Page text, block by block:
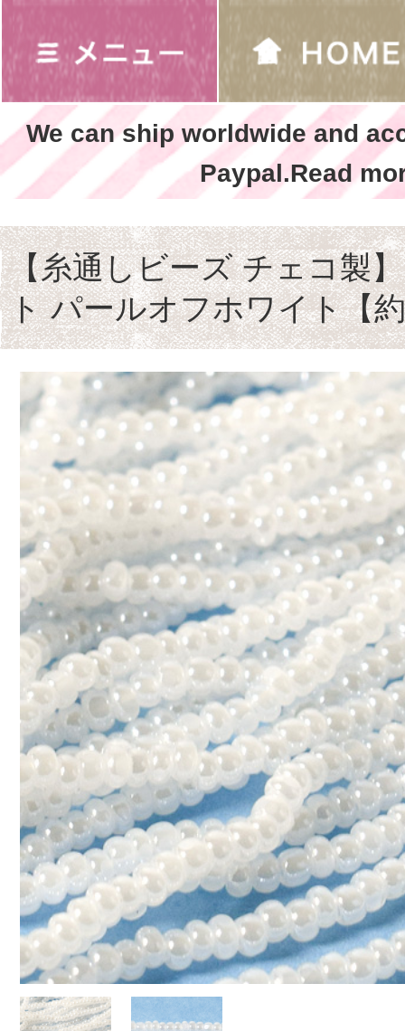
We can ship worldwide and
Paypal.Read
【糸通しビーズ チェコ製
ト パールオフホワイト【